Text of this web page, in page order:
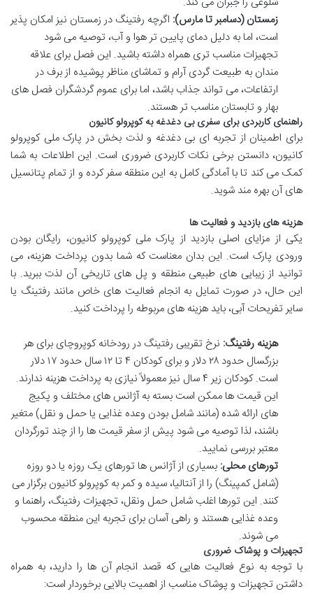
زمستان (دسامبر تا مارس): اگرچه رفتینگ در زمستان نیز امکان پذیر
است، اما به دلیل دمای پایین تر هوا و آب، توصیه می شود
تجهیزات مناسب تری همراه داشته باشید. این فصل برای علاقه
مندان به طبیعت گردی آرام و تماشای مناظر پوشیده از برف در
ارتفاعات، می تواند جذاب باشد، اما برای عموم گردشگران فصل های
بهار و تابستان مناسب تر هستند.
راهنمای کاربردی برای سفری بی دغدغه به کوپرولو کانیون
برای اطمینان از تجربه ای بی دغدغه و لذت بخش در پارک ملی کوپرولو
کانیون، دانستن برخی نکات کاربردی ضروری است. این اطلاعات به شما
کمک می کند تا با آمادگی کامل به این منطقه سفر کرده و از تمام پتانسیل
های آن بهره مند شوید.
هزینه های بازدید و فعالیت ها
یکی از مزایای اصلی بازدید از پارک ملی کوپرولو کانیون، رایگان بودن
ورودی پارک است. این بدان معناست که شما بدون پرداخت هزینه، می
توانید از زیبایی های طبیعی منطقه و پل های تاریخی آن لذت ببرید. با
این حال، در صورت تمایل به انجام فعالیت های خاص مانند رفتینگ یا
سایر تفریحات آبی، باید هزینه های مربوطه را پرداخت کنید.
هزینه رفتینگ: نرخ تقریبی رفتینگ در رودخانه کوپروچای برای هر
بزرگسال حدود ۲۸ دلار و برای کودکان ۴ تا ۱۲ سال حدود ۱۷ دلار
است. کودکان زیر ۴ سال نیز معمولاً نیازی به پرداخت هزینه ندارند.
این قیمت ها ممکن است بسته به آژانس های مختلف و پکیج
های ارائه شده (مانند شامل بودن وعده غذایی یا حمل و نقل) متغیر
باشند، لذا توصیه می شود پیش از سفر قیمت ها را از چند تورگردان
معتبر بررسی نمایید.
تورهای محلی: بسیاری از آژانس ها تورهای یک روزه یا دو روزه
(شامل کمپینگ) را از آنتالیا، سیده و کمر به کوپرولو کانیون برگزار می
کنند. این تورها اغلب شامل حمل ونقل، تجهیزات رفتینگ، راهنما و
وعده غذایی هستند و راهی آسان برای تجربه این منطقه محسوب
می شوند.
تجهیزات و پوشاک ضروری
با توجه به نوع فعالیت هایی که قصد انجام آن ها را دارید، به همراه
داشتن تجهیزات و پوشاک مناسب از اهمیت بالایی برخوردار است: